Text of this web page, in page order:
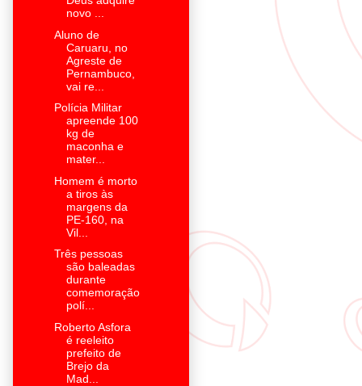
novo ...
Aluno de
Caruaru, no
Agreste de
Pernambuco,
vai re...
Polícia Militar
apreende 100
kg de
maconha e
mater...
Homem é morto
a tiros às
margens da
PE-160, na
Vil...
Três pessoas
são baleadas
durante
comemoração
polí...
Roberto Asfora
é reeleito
prefeito de
Brejo da
Mad...